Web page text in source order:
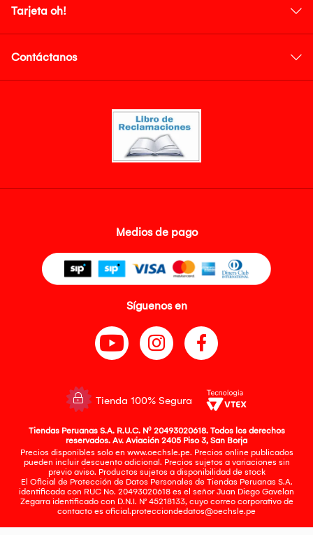
Tarjeta oh!
Contáctanos
Medios de pago
Síguenos en
Tienda 100% Segura
Tiendas Peruanas S.A. R.U.C. Nº 20493020618. Todos los derechos
reservados. Av. Aviación 2405 Piso 3, San Borja
Precios disponibles solo en www.oechsle.pe. Precios online publicados
pueden incluir descuento adicional. Precios sujetos a variaciones sin
previo aviso. Productos sujetos a disponibilidad de stock
El Oficial de Protección de Datos Personales de Tiendas Peruanas S.A.
identificada con RUC No. 20493020618 es el señor Juan Diego Gavelan
Zegarra identificado con D.N.I. N° 45218133, cuyo correo corporativo de
contacto es oficial.protecciondedatos@oechsle.pe